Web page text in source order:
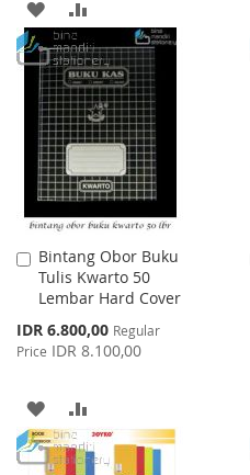
ADD
TO
WISH
LIST
TO
COMPARE
Bintang Obor Buku
Tulis Kwarto 50
Lembar Hard Cover
Special
Price
IDR 6.800,00 Regular
Price IDR 8.100,00
Add
to
Cart
ADD
TO
TO